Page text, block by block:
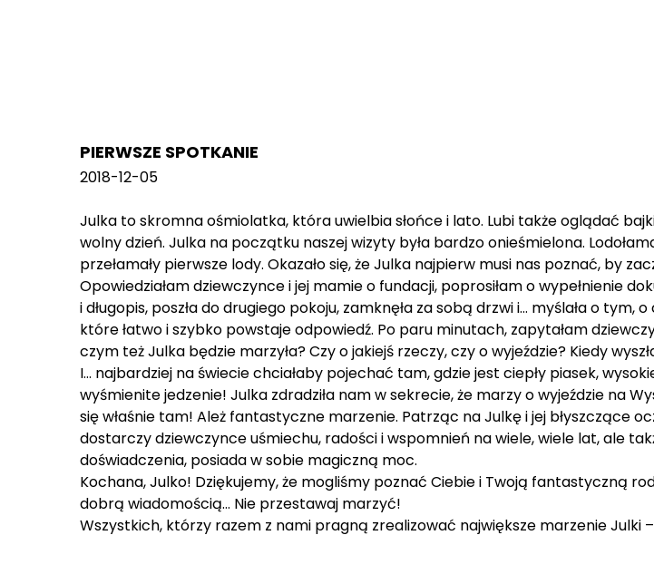
PIERWSZE SPOTKANIE
2018-12-05
Julka to skromna ośmiolatka, która uwielbia słońce i lato. Lubi także oglądać
wolny dzień. Julka na początku naszej wizyty była bardzo onieśmielona.
przełamały pierwsze lody. Okazało się, że Julka najpierw musi nas poznać, by
Opowiedziałam dziewczynce i jej mamie o fundacji, poprosiłam o wypełnienie
i długopis, poszła do drugiego pokoju, zamknęła za sobą drzwi i… myślała o
które łatwo i szybko powstaje odpowiedź. Po paru minutach, zapytałam
czym też Julka będzie marzyła? Czy o jakiejś rzeczy, czy o wyjeździe? Kiedy
I… najbardziej na świecie chciałaby pojechać tam, gdzie jest ciepły piasek,
wyśmienite jedzenie! Julka zdradziła nam w sekrecie, że marzy o wyjeździe na
się właśnie tam! Ależ fantastyczne marzenie. Patrząc na Julkę i jej błyszczące
dostarczy dziewczynce uśmiechu, radości i wspomnień na wiele, wiele lat, ale
doświadczenia, posiada w sobie magiczną moc.
Kochana, Julko! Dziękujemy, że mogliśmy poznać Ciebie i Twoją fantastyczną
dobrą wiadomością… Nie przestawaj marzyć!
Wszystkich, którzy razem z nami pragną zrealizować największe marzenie Julki